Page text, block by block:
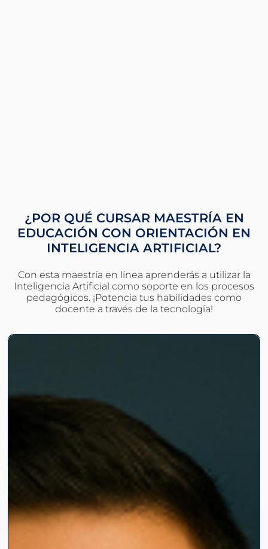
¿POR QUÉ CURSAR MAESTRÍA EN
EDUCACIÓN CON ORIENTACIÓN EN
INTELIGENCIA ARTIFICIAL?
Con esta maestría en línea aprenderás a utilizar la
Inteligencia Artificial como soporte en los procesos
pedagógicos. ¡Potencia tus habilidades como
docente a través de la tecnología!